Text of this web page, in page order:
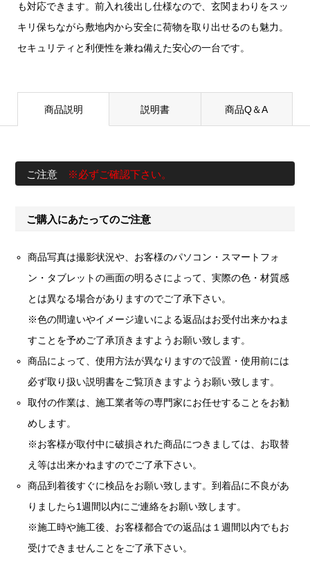
も対応できます。前入れ後出し仕様なので、玄関まわりをスッ
キリ保ちながら敷地内から安全に荷物を取り出せるのも魅力。
セキュリティと利便性を兼ね備えた安心の一台です。
商品説明 説明書 商品Q＆A
ご注意 ※必ずご確認下さい。
ご購入にあたってのご注意
商品写真は撮影状況や、お客様のパソコン・スマートフォ
ン・タブレットの画面の明るさによって、実際の色・材質感
とは異なる場合がありますのでご了承下さい。
※色の間違いやイメージ違いによる返品はお受付出来かねま
すことを予めご了承頂きますようお願い致します。
商品によって、使用方法が異なりますので設置・使用前には
必ず取り扱い説明書をご覧頂きますようお願い致します。
取付の作業は、施工業者等の専門家にお任せすることをお勧
めします。
※お客様が取付中に破損された商品につきましては、お取替
え等は出来かねますのでご了承下さい。
商品到着後すぐに検品をお願い致します。到着品に不良があ
りましたら1週間以内にご連絡をお願い致します。
※施工時や施工後、お客様都合での返品は１週間以内でもお
受けできませんことをご了承下さい。